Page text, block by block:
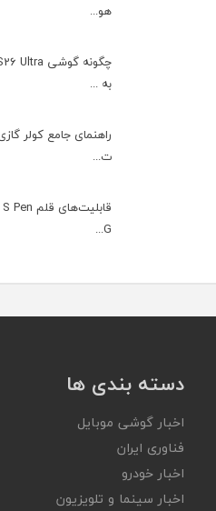
هو...
به ...
ت...
G...
دسته بندی ها
اخبار گوشی موبایل
فناوری ایران
اخبار خودرو
اخبار سینما و تلویزیون